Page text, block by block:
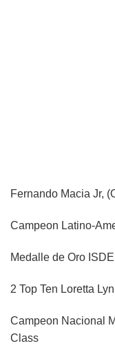
Fernando Macia Jr,
Campeon Latino-
Medalle de Oro
2 Top Ten Loretta
Campeon Nacional
Class